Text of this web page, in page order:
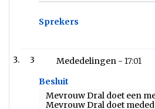
Sprekers
3 Mededelingen - 17:01
Besluit
Mevrouw Dral doet een
Mevrouw Dral doet